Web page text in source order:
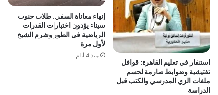
استنفار في تعليم القاهرة: قوافل
تفتيشية وضوابط صارمة لحسم
ملفات الزي المدرسي والكتب قبل
الدراسة
إنهاء معاناة السفر.. طلاب جنوب
سيناء يؤدون اختبارات القدرات
الرياضية في الطور وشرم الشيخ
لأول مرة
منذ 4 أيام